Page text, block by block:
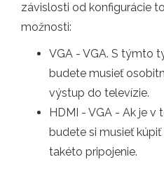
závislosti od konfigurácie
možnosti:
VGA - VGA. S týmto
budete musieť
výstup do televízie.
HDMI - VGA - Ak je v
budete si musieť
takéto pripojenie.